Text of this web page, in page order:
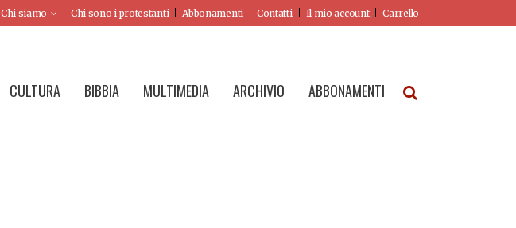
Chi siamo Chi sono i protestanti Abbonamenti Contatti Il mio account Carrello
CULTURA BIBBIA MULTIMEDIA ARCHIVIO ABBONAMENTI